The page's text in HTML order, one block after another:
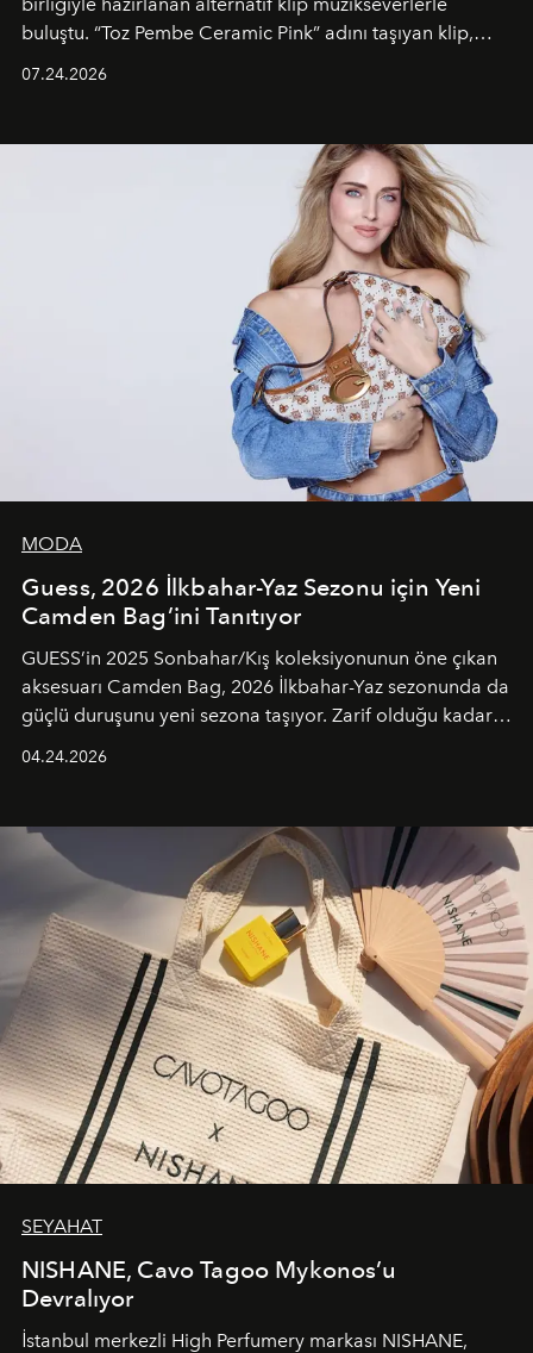
buluştu. “Toz Pembe Ceramic Pink” adını taşıyan klip,
unsurlarından biri olarak öne çıkıyor.
07.24.2026
MODA
Guess, 2026 İlkbahar-Yaz Sezonu için Yeni
Camden Bag’ini Tanıtıyor
GUESS’in 2025 Sonbahar/Kış koleksiyonunun öne çıkan
aksesuarı Camden Bag, 2026 İlkbahar-Yaz sezonunda da
güçlü duruşunu yeni sezona taşıyor. Zarif olduğu kadar
04.24.2026
SEYAHAT
NISHANE, Cavo Tagoo Mykonos’u
Devralıyor
İstanbul merkezli High Perfumery markası NISHANE,